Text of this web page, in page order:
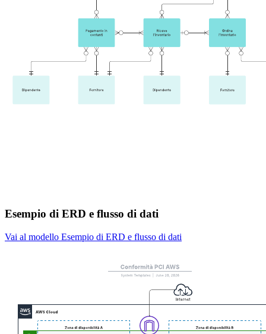
Esempio di ERD e flusso di dati
Vai al modello Esempio di ERD e flusso di dati